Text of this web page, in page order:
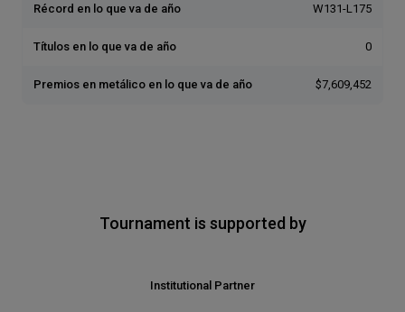
Récord en lo que va de año W131-L175
Títulos en lo que va de año 0
Premios en metálico en lo que va de año $7,609,452
Tournament is supported by
Institutional Partner